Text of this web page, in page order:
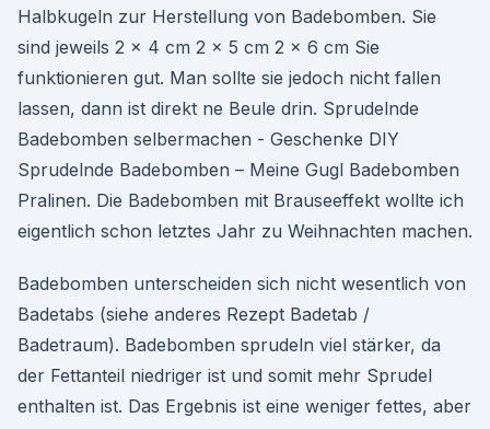
Halbkugeln zur Herstellung von Badebomben. Sie
sind jeweils 2 x 4 cm 2 x 5 cm 2 x 6 cm Sie
funktionieren gut. Man sollte sie jedoch nicht fallen
lassen, dann ist direkt ne Beule drin. Sprudelnde
Badebomben selbermachen - Geschenke DIY
Sprudelnde Badebomben – Meine Gugl Badebomben
Pralinen. Die Badebomben mit Brauseeffekt wollte ich
eigentlich schon letztes Jahr zu Weihnachten machen.
Badebomben unterscheiden sich nicht wesentlich von
Badetabs (siehe anderes Rezept Badetab /
Badetraum). Badebomben sprudeln viel stärker, da
der Fettanteil niedriger ist und somit mehr Sprudel
enthalten ist. Das Ergebnis ist eine weniger fettes, aber